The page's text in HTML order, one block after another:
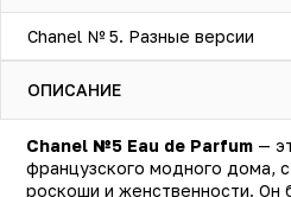
Chanel № 5. Разные версии
ОПИСАНИЕ
Chanel №5 Eau de Parfum —
французского модного дома,
роскоши и женственности. Он